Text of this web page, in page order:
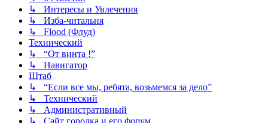
↳ Интересы и Увлечения
↳ Изба-читальня
↳ Flood (Флуд)
Технический
↳ “От винта !”
↳ Навигатор
Штаб
↳ “Если все мы, ребята, возьмемся за дело”
↳ Технический
↳ Административный